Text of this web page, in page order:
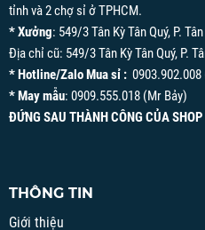
tỉnh và 2 chợ sỉ ở TPHCM.
* Xưởng: 549/3 Tân Kỳ Tân Quý, P.
Địa chỉ cũ: 549/3 Tân Kỳ Tân Quý, P.
* Hotline/Zalo Mua sỉ :
* May mẫu: 0909.555.018 (Mr Bảy)
ĐỨNG SAU THÀNH CÔNG CỦA
THÔNG TIN
Giới thiệu